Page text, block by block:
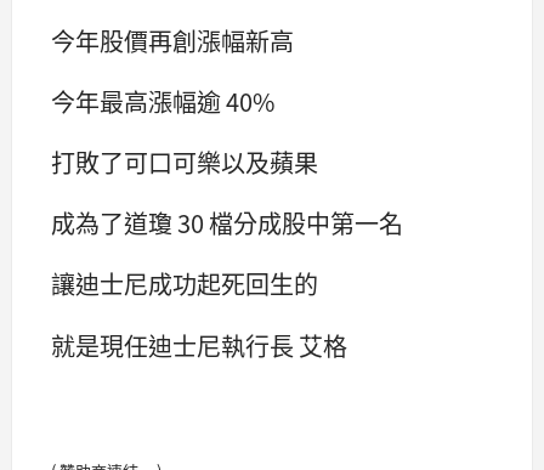
今年股價再創漲幅新高
今年最高漲幅逾 40%
打敗了可口可樂以及蘋果
成為了道瓊 30 檔分成股中第一名
讓迪士尼成功起死回生的
就是現任迪士尼執行長 艾格